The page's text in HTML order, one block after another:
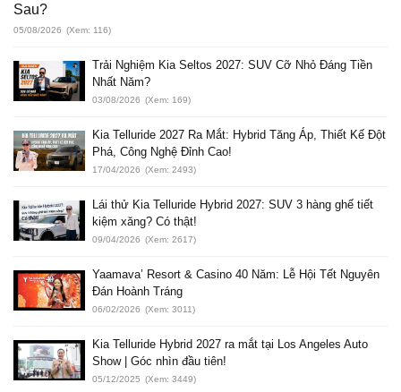
Sau?
05/08/2026 (Xem: 116)
Trải Nghiệm Kia Seltos 2027: SUV Cỡ Nhỏ Đáng Tiền
Nhất Năm?
03/08/2026 (Xem: 169)
Kia Telluride 2027 Ra Mắt: Hybrid Tăng Áp, Thiết Kế Đột
Phá, Công Nghệ Đỉnh Cao!
17/04/2026 (Xem: 2493)
Lái thử Kia Telluride Hybrid 2027: SUV 3 hàng ghế tiết
kiệm xăng? Có thật!
09/04/2026 (Xem: 2617)
Yaamava’ Resort & Casino 40 Năm: Lễ Hội Tết Nguyên
Đán Hoành Tráng
06/02/2026 (Xem: 3011)
Kia Telluride Hybrid 2027 ra mắt tại Los Angeles Auto
Show | Góc nhìn đầu tiên!
05/12/2025 (Xem: 3449)